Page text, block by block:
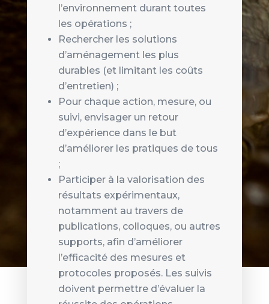
l’environnement durant toutes
les opérations ;
Rechercher les solutions
d’aménagement les plus
durables (et limitant les coûts
d’entretien) ;
Pour chaque action, mesure, ou
suivi, envisager un retour
d’expérience dans le but
d’améliorer les pratiques de tous
;
Participer à la valorisation des
résultats expérimentaux,
notamment au travers de
publications, colloques, ou autres
supports, afin d’améliorer
l’efficacité des mesures et
protocoles proposés. Les suivis
doivent permettre d’évaluer la